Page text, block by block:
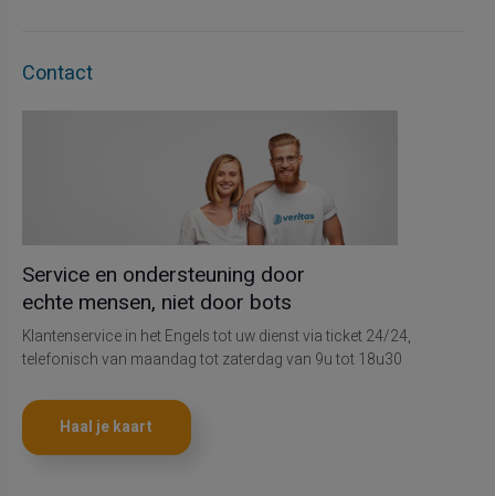
Contact
Service en ondersteuning door
echte mensen, niet door bots
Klantenservice in het Engels tot uw dienst via ticket 24/24,
telefonisch van maandag tot zaterdag van 9u tot 18u30
Haal je kaart